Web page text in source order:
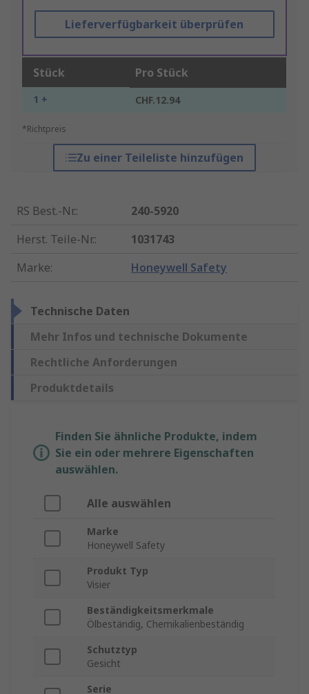
Lieferverfügbarkeit überprüfen
Stück Pro Stück
1 + CHF.12.94
*Richtpreis
Zu einer Teileliste hinzufügen
RS Best.-Nr.:
240-5920
Herst. Teile-Nr.:
1031743
Marke: Honeywell Safety
Technische Daten
Mehr Infos und technische Dokumente
Rechtliche Anforderungen
Produktdetails
Finden Sie ähnliche Produkte, indem
Sie ein oder mehrere Eigenschaften
auswählen.
Alle auswählen
Marke
Honeywell Safety
Produkt Typ
Visier
Beständigkeitsmerkmale
Ölbeständig, Chemikalienbeständig
Schutztyp
Gesicht
Serie